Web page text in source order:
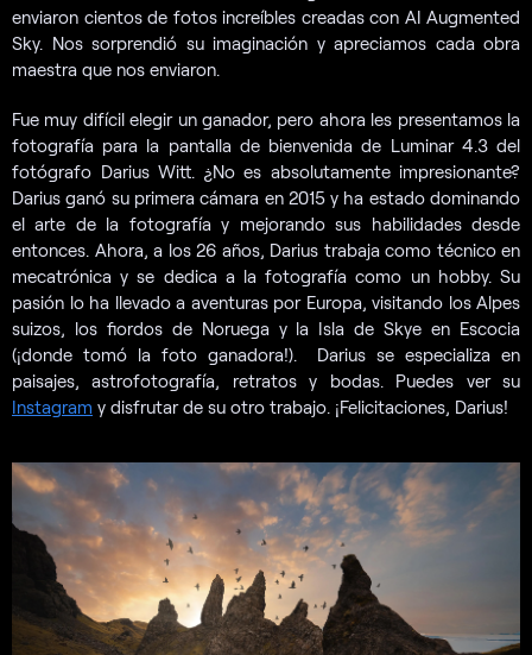
enviaron cientos de fotos increíbles creadas con AI Augmented
Sky. Nos sorprendió su imaginación y apreciamos cada obra
maestra que nos enviaron.
Fue muy difícil elegir un ganador, pero ahora les presentamos la
fotografía para la pantalla de bienvenida de Luminar 4.3 del
fotógrafo Darius Witt. ¿No es absolutamente impresionante?
Darius ganó su primera cámara en 2015 y ha estado dominando
el arte de la fotografía y mejorando sus habilidades desde
entonces. Ahora, a los 26 años, Darius trabaja como técnico en
mecatrónica y se dedica a la fotografía como un hobby. Su
pasión lo ha llevado a aventuras por Europa, visitando los Alpes
suizos, los fiordos de Noruega y la Isla de Skye en Escocia
(¡donde tomó la foto ganadora!). Darius se especializa en
paisajes, astrofotografía, retratos y bodas. Puedes ver su
Instagram y disfrutar de su otro trabajo. ¡Felicitaciones, Darius!